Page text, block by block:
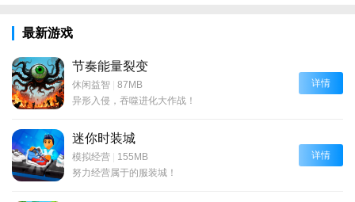
最新游戏
节奏能量裂变
休闲益智 | 87MB
异形入侵，吞噬进化大作战！
详情
迷你时装城
模拟经营 | 155MB
努力经营属于的服装城！
详情